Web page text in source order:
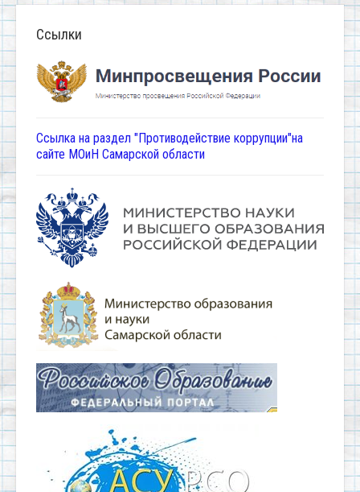
Ссылки
Ссылка на раздел "Противодействие коррупции"на
сайте МОиН Самарской области